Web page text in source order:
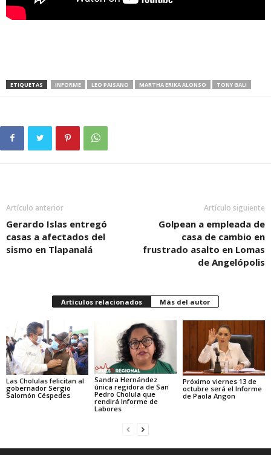
ETIQUETAS INFORME LEO PAISANO MARTHA ERIKA ALONSO TONY GALI
Artículo anterior
Gerardo Islas entregó
casas a afectados del
sismo en Tlapanalá
Artículo siguiente
Golpean a empleada de
casa de cambio en
frustrado asalto en Lomas
de Angelópolis
Artículos relacionados Más del autor
Las Cholulas felicitan al
gobernador Sergio
Salomón Céspedes
Sandra Hernández
única regidora de San
Pedro Cholula que
rendirá Informe de
Labores
Próximo viernes 13 de
octubre será el Informe
de Paola Angon